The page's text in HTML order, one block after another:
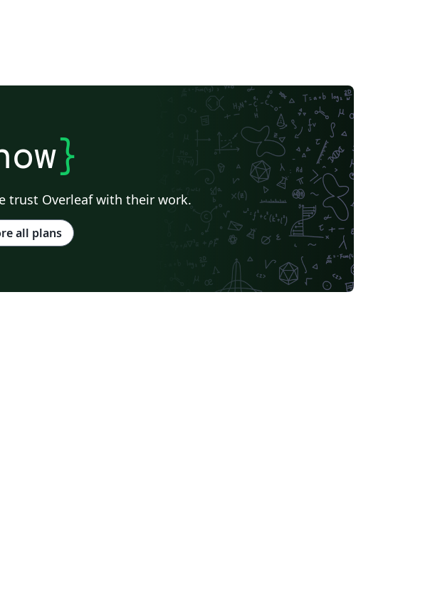
}
trust Overleaf with their work.
all plans